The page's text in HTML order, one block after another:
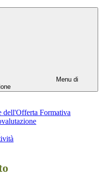
Menu di
dell'Offerta Formativa